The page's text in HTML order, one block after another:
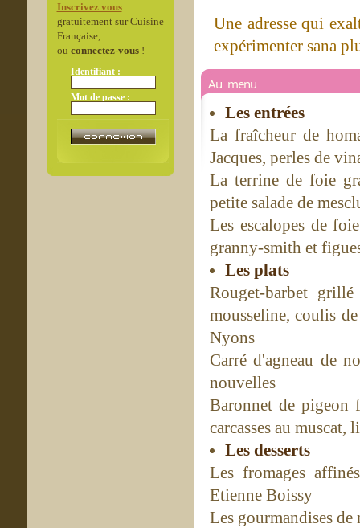
Inscrivez vous
gratuitement sur Cuisine
Française,
ou connectez-vous!
Identifiant :
Mot de passe :
Une adresse qui
expérimenter sana
Au menu
Les entrées
La fraîcheur de
Jacques, perles de
La terrine de foie
petite salade de
Les escalopes de
granny-smith et
Les plats
Rouget-barbet
mousseline, coulis
Nyons
Carré d'agneau de
nouvelles
Baronnet de pigeon
carcasses au
Les desserts
Les fromages
Etienne Boissy
Les gourmandises de